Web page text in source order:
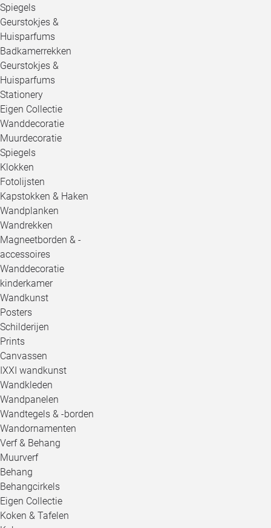
Spiegels
Geurstokjes &
Huisparfums
Badkamerrekken
Geurstokjes &
Huisparfums
Stationery
Eigen Collectie
Wanddecoratie
Muurdecoratie
Spiegels
Klokken
Fotolijsten
Kapstokken & Haken
Wandplanken
Wandrekken
Magneetborden & -
accessoires
Wanddecoratie
kinderkamer
Wandkunst
Posters
Schilderijen
Prints
Canvassen
IXXI wandkunst
Wandkleden
Wandpanelen
Wandtegels & -borden
Wandornamenten
Verf & Behang
Muurverf
Behang
Behangcirkels
Eigen Collectie
Koken & Tafelen